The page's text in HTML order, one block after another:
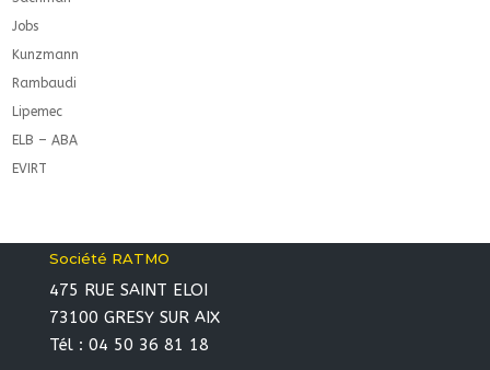
Jobs
Kunzmann
Rambaudi
Lipemec
ELB – ABA
EVIRT
Société RATMO
475 RUE SAINT ELOI
73100 GRESY SUR AIX
Tél : 04 50 36 81 18